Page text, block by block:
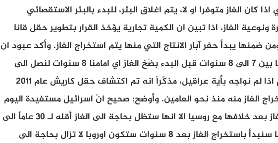
كان الغاز متوفرا او لا، يتم اغلاق البئر، للبدء بالبئر الاستقصائي
ونوعية الغاز، اذا تبين ان الكمية تجارية يؤخذ القرار بتطوير حقل قانا
ضمنها يبدأ حفر آبار الانتاج التي منها يتم استخراج الغاز. وأكد عبود ان
هذه العملية ستستغرق ما بين 7 الى 8 سنوات قبل البدء بضَخ الغاز اي امامنا 8 سنوات لنصل الى
وضعية حقل كاريش اليوم اذا لم نواجه بأية عراقيل، مذكّراً انه تم اكتشاف حقل كاريش عام 2011
الغاز منه منذ نحو العامين. وأوضح: صحيح انّ اسرائيل مستفيدة اليوم
من حاجة اوروبا الملحة للغاز بعد خلافها مع روسيا الا انها ستظل بحاجة الى الغاز أقله لـ 30 عاماً الى
الامام، بما يعني انه عندما سنبدأ باستخراج الغاز بعد 8 سنوات ستكون اوروبا لا تزال بحاجة الى